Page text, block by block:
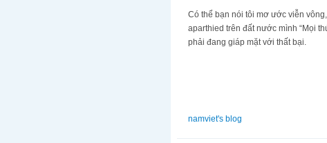
Có thể bạn nói tôi mơ ước viễn
aparthied trên đất nước mình “Mọi
phải đang giáp mặt với thất bại.
namviet's blog